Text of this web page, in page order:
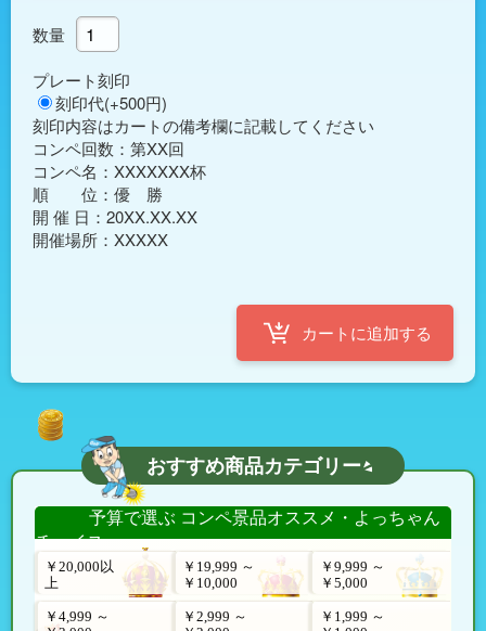
数量
プレート刻印
刻印代(+500円)
刻印内容はカートの備考欄に記載してください
コンペ回数：第XX回
コンペ名：XXXXXXX杯
順　　位：優　勝
開 催 日：20XX.XX.XX
おすすめ商品カテゴリー
予算で選ぶ コンペ景品オススメ・よっちゃん
チョイス
￥20,000以
上
￥19,999 ～
￥10,000
￥9,999 ～
￥5,000
￥4,999 ～
￥2,999 ～
￥1,999 ～